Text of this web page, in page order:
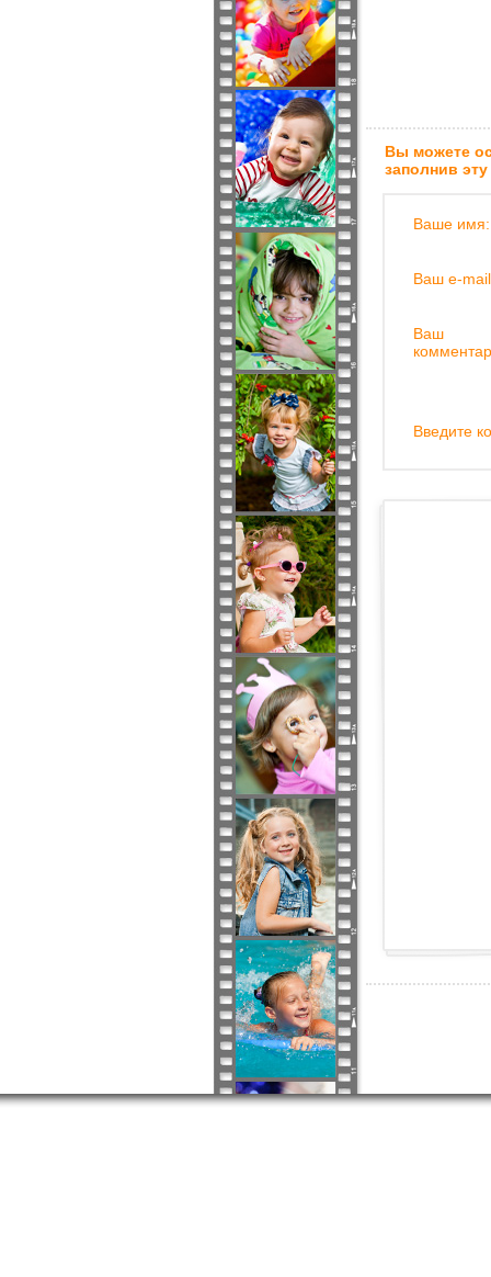
Вы можете
заполнив
Ваше имя:
Ваш e-
Ваш
Введите